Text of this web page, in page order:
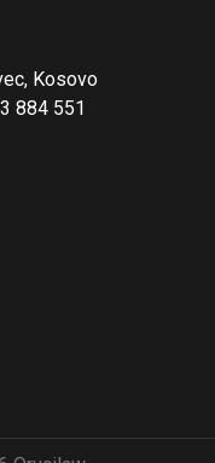
Kosovo
884 551